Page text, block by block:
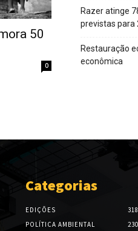
50
0
Razer atinge
previstas para
Restauração
econômica
Categorias
EDIÇÕES
318
POLÍTICA AMBIENTAL
230